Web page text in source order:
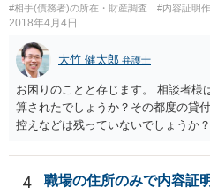
#相手(債務者)の所在・財産調査
#内容証明
2018年4月4日
大竹 健太郎 弁護士
お困りのことと存じます。 相談者様
算されたでしょうか？その都度の貸
控えなどは残っていないでしょうか
です。 彼の住所については住民票上
能です。 弁護士に依頼した際の費
4 職場の住所のみで内容証